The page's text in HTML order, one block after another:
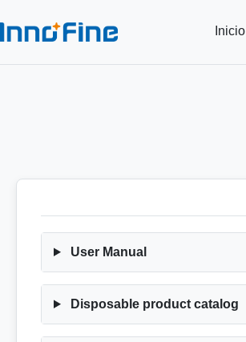
Inicio
User Manual
Disposable product catalog